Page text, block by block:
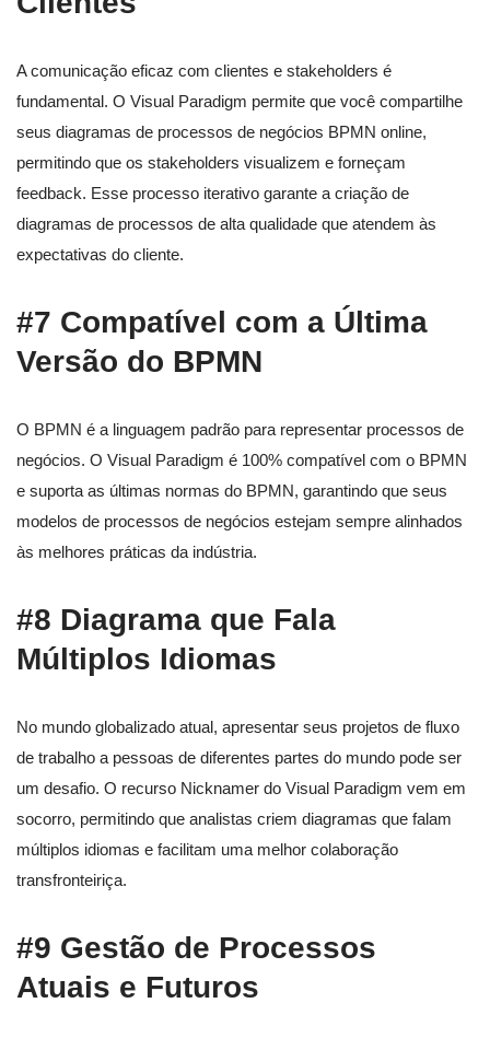
A comunicação eficaz com clientes e stakeholders é
fundamental. O Visual Paradigm permite que você compartilhe
seus diagramas de processos de negócios BPMN online,
permitindo que os stakeholders visualizem e forneçam
feedback. Esse processo iterativo garante a criação de
diagramas de processos de alta qualidade que atendem às
expectativas do cliente.
#7 Compatível com a Última
Versão do BPMN
O BPMN é a linguagem padrão para representar processos de
negócios. O Visual Paradigm é 100% compatível com o BPMN
e suporta as últimas normas do BPMN, garantindo que seus
modelos de processos de negócios estejam sempre alinhados
às melhores práticas da indústria.
#8 Diagrama que Fala
Múltiplos Idiomas
No mundo globalizado atual, apresentar seus projetos de fluxo
de trabalho a pessoas de diferentes partes do mundo pode ser
um desafio. O recurso Nicknamer do Visual Paradigm vem em
socorro, permitindo que analistas criem diagramas que falam
múltiplos idiomas e facilitam uma melhor colaboração
transfronteiriça.
#9 Gestão de Processos
Atuais e Futuros